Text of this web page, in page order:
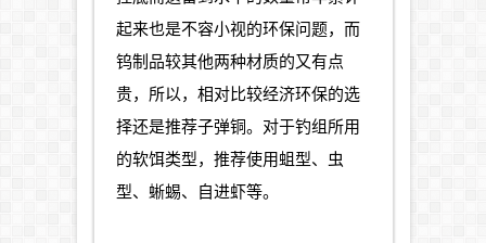
起来也是不容小视的环保问题，而
钨制品较其他两种材质的又有点
贵，所以，相对比较经济环保的选
择还是推荐子弹铜。对于钓组所用
的软饵类型，推荐使用蛆型、虫
型、蜥蜴、自进虾等。